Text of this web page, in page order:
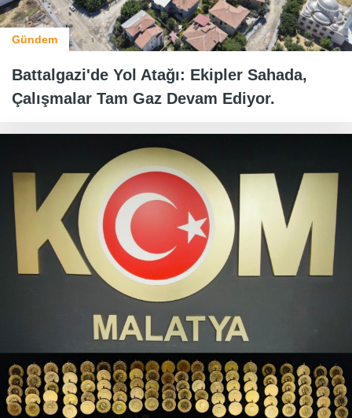
Gündem
Battalgazi'de Yol Atağı: Ekipler Sahada,
Çalışmalar Tam Gaz Devam Ediyor.